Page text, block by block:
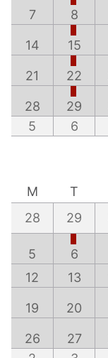
7 8
14 15
21 22
28 29
5
6
M
T
28
29
5 6
12
13
19 20
26 27